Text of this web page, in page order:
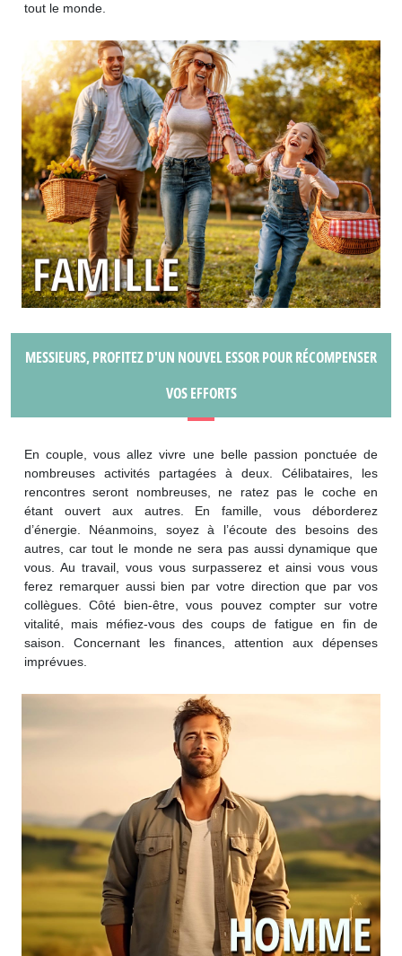
tout le monde.
MESSIEURS, PROFITEZ D'UN NOUVEL ESSOR POUR RÉCOMPENSER
VOS EFFORTS
En couple, vous allez vivre une belle passion ponctuée de
nombreuses activités partagées à deux. Célibataires, les
rencontres seront nombreuses, ne ratez pas le coche en
étant ouvert aux autres. En famille, vous déborderez
d’énergie. Néanmoins, soyez à l’écoute des besoins des
autres, car tout le monde ne sera pas aussi dynamique que
vous. Au travail, vous vous surpasserez et ainsi vous vous
ferez remarquer aussi bien par votre direction que par vos
collègues. Côté bien-être, vous pouvez compter sur votre
vitalité, mais méfiez-vous des coups de fatigue en fin de
saison. Concernant les finances, attention aux dépenses
imprévues.